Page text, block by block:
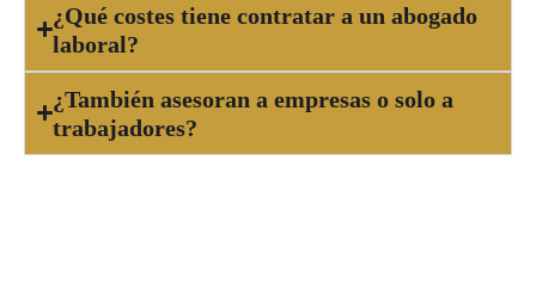
¿Qué costes tiene contratar a un abogado
laboral?
¿También asesoran a empresas o solo a
trabajadores?